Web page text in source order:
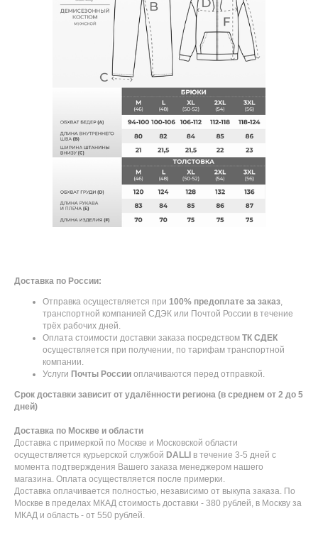
Доставка по России:
Отправка осуществляется при 100% предоплате за заказ,
транспортной компанией СДЭК или Почтой России в течение
трёх рабочих дней.
Оплата стоимости доставки заказа посредством ТК СДЕК
осуществляется при получении, по тарифам транспортной
компании.
Услуги Почты России оплачиваются перед отправкой.
Срок доставки зависит от удалённости региона (в среднем от 2 до 5
дней)
Доставка по Москве и области
Доставка с примеркой по Москве и Московской области
осуществляется курьерской службой DALLI в течение 3-5 дней с
момента подтверждения Вашего заказа менеджером нашего
магазина. Оплата осуществляется после примерки.
Доставка оплачивается полностью, независимо от выкупа заказа. По
Москве в пределах МКАД стоимость доставки - 380 рублей, в Москву за
МКАД и область - от 550 рублей.